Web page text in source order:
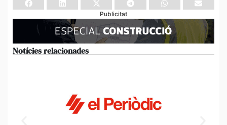
Publicitat
Notícies relacionades